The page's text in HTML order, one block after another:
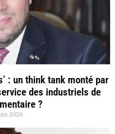
: un think tank monté par
des industriels de
?
2026